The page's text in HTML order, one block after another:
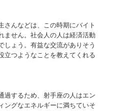
さんなどは、この時期にバイト
ません。社会人の人は経済活動
しょう。有益な交流がありそう
立つようなことを教えてくれる
過するため、射手座の人はエン
ングなエネルギーに満ちていそ